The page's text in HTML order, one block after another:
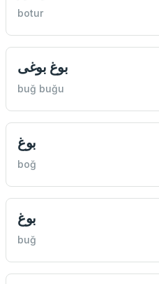
botur
بوغ بوغی
buğ buğu
بوغ
boğ
بوغ
buğ